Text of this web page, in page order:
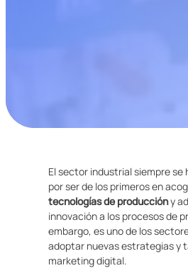
El sector industrial siempre
por ser de los primeros en
tecnologías de produccióny
innovación a los procesos de
embargo, es uno de los
adoptar nuevas estrategias y
marketing digital.